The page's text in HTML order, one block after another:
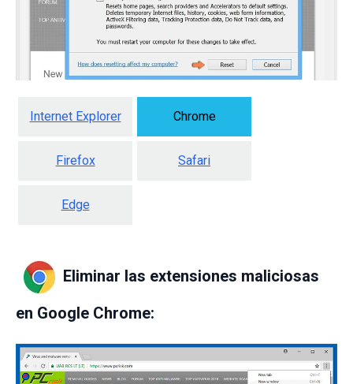
Internet Explorer Chrome
Firefox Safari
Edge
Eliminar las extensiones maliciosas
en Google Chrome: